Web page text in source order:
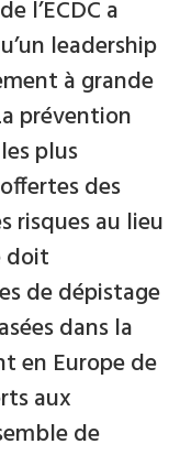
l’ECDC a
leadership
à grande
prévention
plus
des
risques au lieu
doit
de dépistage
dans la
en Europe de
aux
de